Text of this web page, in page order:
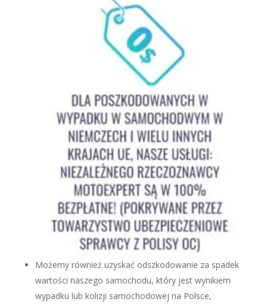
Możemy również uzyskać odszkodowanie za spadek
wartości naszego samochodu, który jest wynikiem
wypadku lub kolizji samochodowej na Polsce,